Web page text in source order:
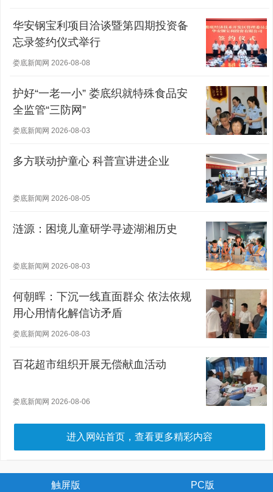
华安钢宝利项目洽谈暨第四期投资备
忘录签约仪式举行
娄底新闻网 2026-08-08
护好“一老一小” 娄底织就特殊食品安
全监管“三防网”
娄底新闻网 2026-08-03
多方联动护童心 科普宣讲进企业
娄底新闻网 2026-08-05
涟源：困境儿童研学寻迹湖湘历史
娄底新闻网 2026-08-03
何朝晖：下沉一线直面群众 依法依规
用心用情化解信访矛盾
娄底新闻网 2026-08-03
百花超市组织开展无偿献血活动
娄底新闻网 2026-08-06
进入网站首页，查看更多精彩内容
触屏版 PC版